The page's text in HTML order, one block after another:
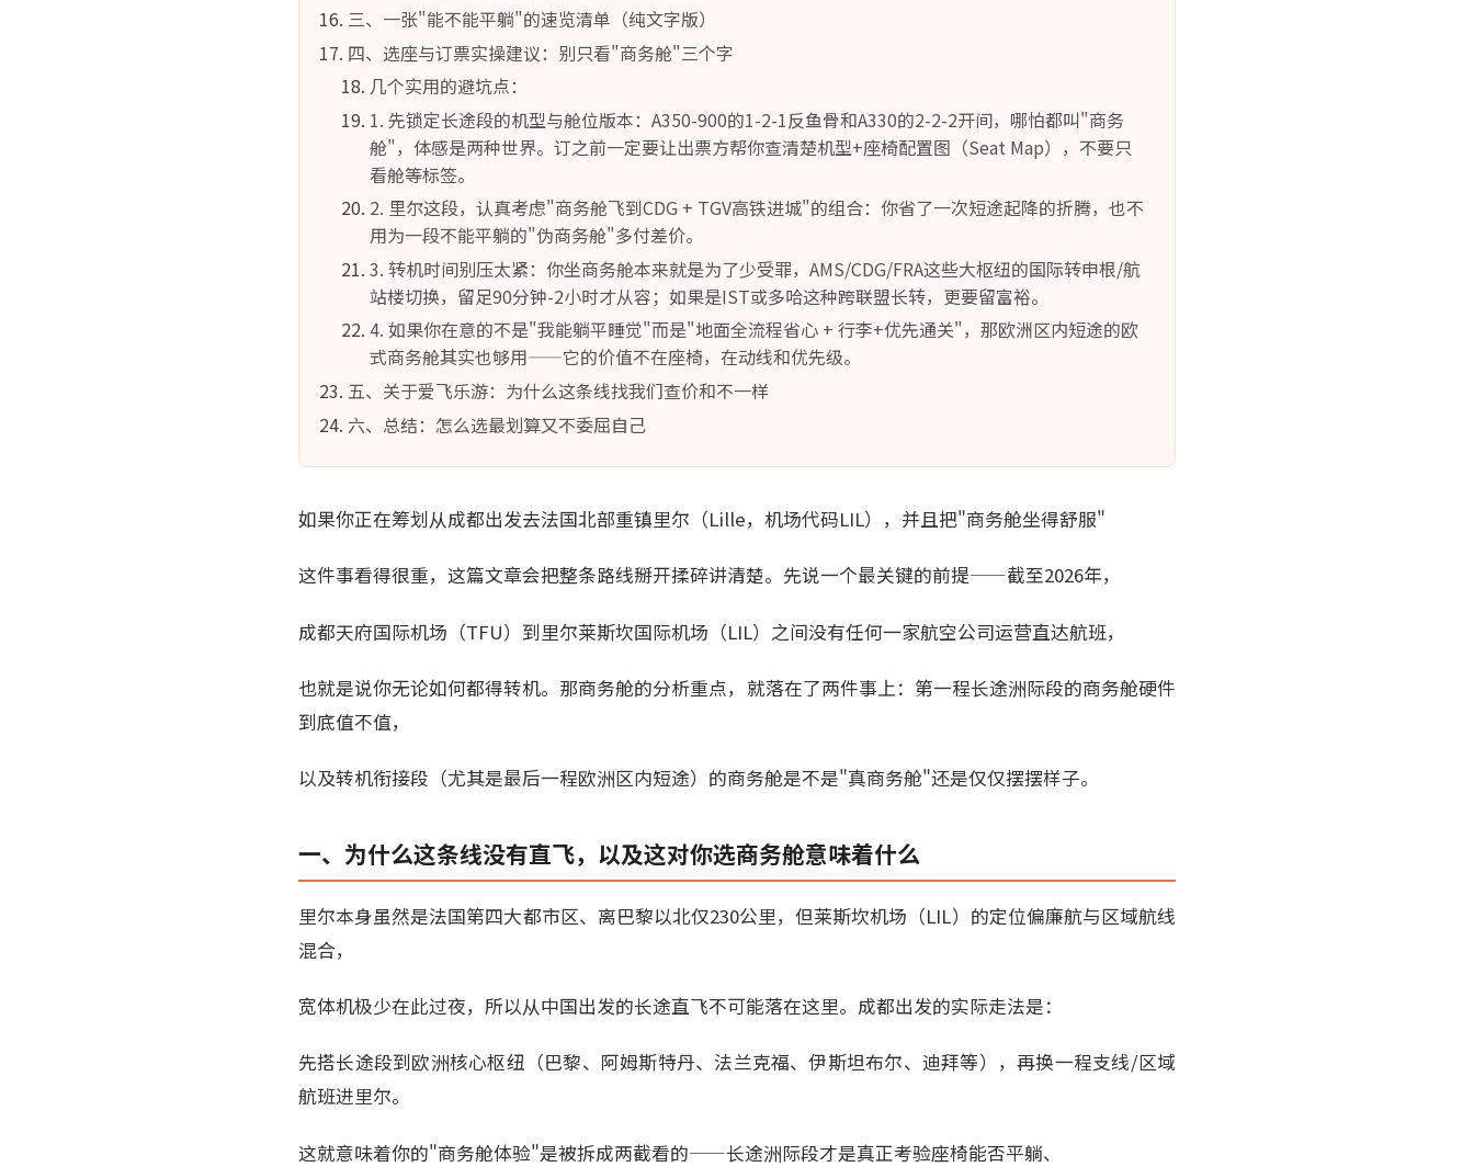
三、一张"能不能平躺"的速览清单（纯文字版）
四、选座与订票实操建议：别只看"商务舱"三个字
几个实用的避坑点：
1. 先锁定长途段的机型与舱位版本：A350-900的1-2-1反鱼骨和A330的2-2-2开间，哪怕都叫"商务
舱"，体感是两种世界。订之前一定要让出票方帮你查清楚机型+座椅配置图（Seat Map），不要只
看舱等标签。
2. 里尔这段，认真考虑"商务舱飞到CDG + TGV高铁进城"的组合：你省了一次短途起降的折腾，也不
用为一段不能平躺的"伪商务舱"多付差价。
3. 转机时间别压太紧：你坐商务舱本来就是为了少受罪，AMS/CDG/FRA这些大枢纽的国际转申根/航
站楼切换，留足90分钟-2小时才从容；如果是IST或多哈这种跨联盟长转，更要留富裕。
4. 如果你在意的不是"我能躺平睡觉"而是"地面全流程省心 + 行李+优先通关"，那欧洲区内短途的欧
式商务舱其实也够用——它的价值不在座椅，在动线和优先级。
五、关于爱飞乐游：为什么这条线找我们查价和不一样
六、总结：怎么选最划算又不委屈自己
如果你正在筹划从成都出发去法国北部重镇里尔（Lille，机场代码LIL），并且把"商务舱坐得舒服"
这件事看得很重，这篇文章会把整条路线掰开揉碎讲清楚。先说一个最关键的前提——截至2026年，
成都天府国际机场（TFU）到里尔莱斯坎国际机场（LIL）之间没有任何一家航空公司运营直达航班，
也就是说你无论如何都得转机。那商务舱的分析重点，就落在了两件事上：第一程长途洲际段的商务舱硬件
到底值不值，
以及转机衔接段（尤其是最后一程欧洲区内短途）的商务舱是不是"真商务舱"还是仅仅摆摆样子。
一、为什么这条线没有直飞，以及这对你选商务舱意味着什么
里尔本身虽然是法国第四大都市区、离巴黎以北仅230公里，但莱斯坎机场（LIL）的定位偏廉航与区域航线
混合，
宽体机极少在此过夜，所以从中国出发的长途直飞不可能落在这里。成都出发的实际走法是：
先搭长途段到欧洲核心枢纽（巴黎、阿姆斯特丹、法兰克福、伊斯坦布尔、迪拜等），再换一程支线/区域
航班进里尔。
这就意味着你的"商务舱体验"是被拆成两截看的——长途洲际段才是真正考验座椅能否平躺、